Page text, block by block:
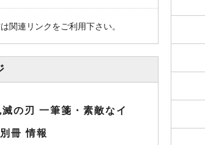
関連リンクをご利用下さい。
の刃 一筆箋・素敵なイ
冊 情報